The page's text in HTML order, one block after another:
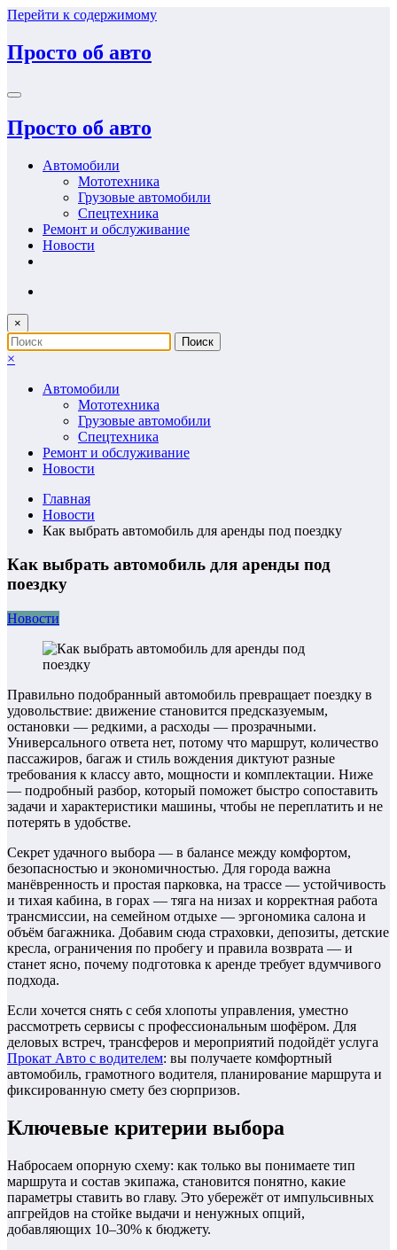
Перейти к содержимому
Просто об авто
Просто об авто
Автомобили
Мототехника
Грузовые автомобили
Спецтехника
Ремонт и обслуживание
Новости
×
×
Автомобили
Мототехника
Грузовые автомобили
Спецтехника
Ремонт и обслуживание
Новости
Главная
Новости
Как выбрать автомобиль для аренды под поездку
Как выбрать автомобиль для аренды под
поездку
Новости
Правильно подобранный автомобиль превращает поездку в
удовольствие: движение становится предсказуемым,
остановки — редкими, а расходы — прозрачными.
Универсального ответа нет, потому что маршрут, количество
пассажиров, багаж и стиль вождения диктуют разные
требования к классу авто, мощности и комплектации. Ниже
— подробный разбор, который поможет быстро сопоставить
задачи и характеристики машины, чтобы не переплатить и не
потерять в удобстве.
Секрет удачного выбора — в балансе между комфортом,
безопасностью и экономичностью. Для города важна
манёвренность и простая парковка, на трассе — устойчивость
и тихая кабина, в горах — тяга на низах и корректная работа
трансмиссии, на семейном отдыхе — эргономика салона и
объём багажника. Добавим сюда страховки, депозиты, детские
кресла, ограничения по пробегу и правила возврата — и
станет ясно, почему подготовка к аренде требует вдумчивого
подхода.
Если хочется снять с себя хлопоты управления, уместно
рассмотреть сервисы с профессиональным шофёром. Для
деловых встреч, трансферов и мероприятий подойдёт услуга
Прокат Авто с водителем: вы получаете комфортный
автомобиль, грамотного водителя, планирование маршрута и
фиксированную смету без сюрпризов.
Ключевые критерии выбора
Набросаем опорную схему: как только вы понимаете тип
маршрута и состав экипажа, становится понятно, какие
параметры ставить во главу. Это убережёт от импульсивных
апгрейдов на стойке выдачи и ненужных опций,
добавляющих 10–30% к бюджету.